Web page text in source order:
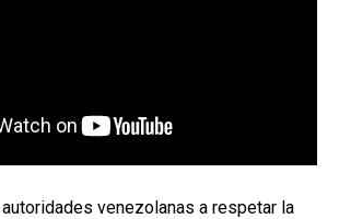
venezolanas a respetar la